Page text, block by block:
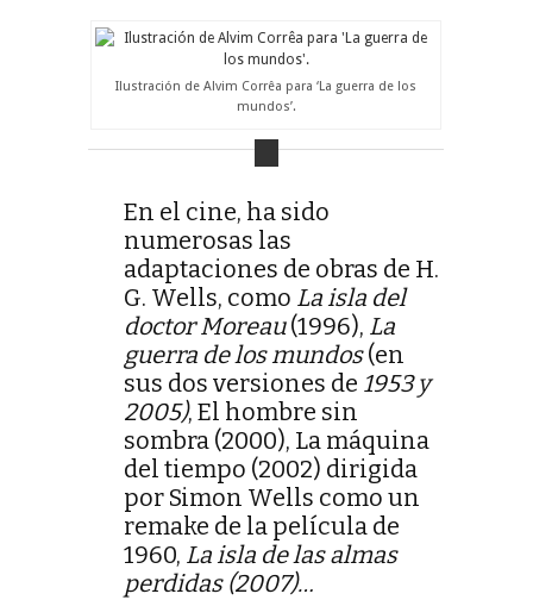
Ilustración de Alvim Corrêa para ‘La guerra de los
mundos’.
En el cine, ha sido
numerosas las
adaptaciones de obras de H.
G. Wells, como La isla del
doctor Moreau(1996), La
guerra de los mundos(en
sus dos versiones de 1953 y
2005), El hombre sin
sombra (2000), La máquina
del tiempo (2002) dirigida
por Simon Wells como un
remake de la película de
1960, La isla de las almas
perdidas (2007)…